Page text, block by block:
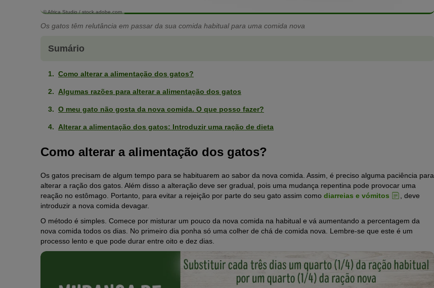
© Africa Studio / stock.adobe.com
Os gatos têm relutância em passar da sua comida habitual para uma comida nova
Sumário
Como alterar a alimentação dos gatos?
Algumas razões para alterar a alimentação dos gatos
O meu gato não gosta da nova comida. O que posso fazer?
Alterar a alimentação dos gatos: Introduzir uma ração de dieta
Como alterar a alimentação dos gatos?
Os gatos precisam de algum tempo para se habituarem ao sabor da nova comida. Assim, é preciso alguma paciência para
alterar a ração dos gatos. Além disso a alteração deve ser gradual, pois uma mudança repentina pode provocar uma
reação no estômago. Portanto, para evitar a rejeição por parte do seu gato assim como diarreias e vómitos
, deve
introduzir a nova comida devagar.
O método é simples. Comece por misturar um pouco da nova comida na habitual e vá aumentando a percentagem da
nova comida todos os dias. No primeiro dia ponha só uma colher de chá de comida nova. Lembre-se que este é um
processo lento e que pode durar entre oito e dez dias.